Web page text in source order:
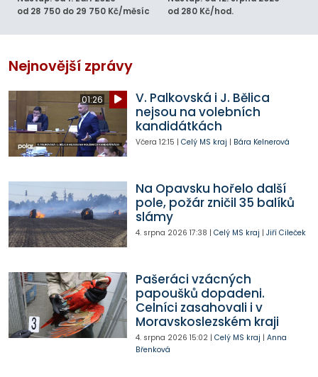
od 28 750 do 29 750 Kč/měsíc
od 280 Kč/hod.
Nejnovější zprávy
01:26
V. Palkovská i J. Bělica
nejsou na volebních
kandidátkách
Včera 12:15 | Celý MS kraj | Bára Kelnerová
Na Opavsku hořelo další
pole, požár zničil 35 balíků
slámy
4. srpna 2026 17:38 | Celý MS kraj | Jiří Cileček
Pašeráci vzácných
papoušků dopadeni.
Celníci zasahovali i v
Moravskoslezském kraji
4. srpna 2026 15:02| Celý MS kraj | Anna
Břenková